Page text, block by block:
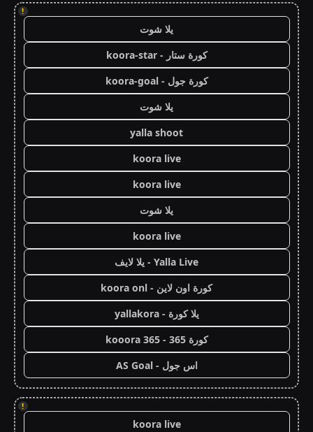
!
يلا شوت
كورة ستار - koora-star
كورة جول - koora-goal
يلا شوت
yalla shoot
koora live
koora live
يلا شوت
koora live
Yalla Live - يلا لايف
كورة اون لاين - koora onl
يلا كورة - yallakora
كورة 365 - kooora 365
اس جول - AS Goal
!
koora live